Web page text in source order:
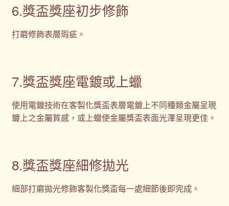
6.獎盃獎座初步修飾
打磨修飾表層瑕疵。
7.獎盃獎座電鍍或上蠟
使用電鍍技術在客製化獎盃表層電鍍上不同種類金屬呈現
鍍上之金屬質感，或上蠟使金屬獎盃表面光澤呈現更佳。
8.獎盃獎座細修拋光
細部打磨拋光修飾客製化獎盃每一處細節後即完成。